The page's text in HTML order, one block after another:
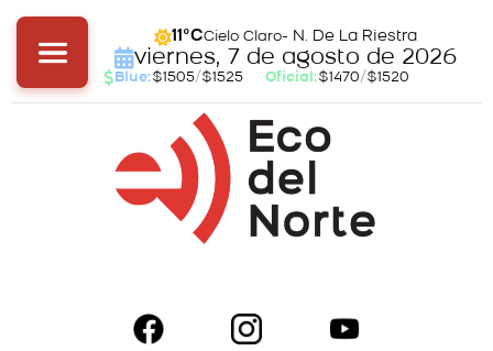
11°CCielo Claro- N. De La Riestra
viernes, 7 de agosto de 2026
Blue:$1505/$1525 Oficial:$1470/$1520